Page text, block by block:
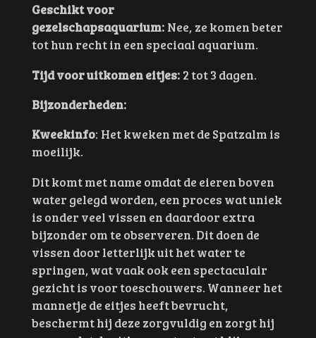
Geschikt voor
gezelschapsaquarium:Nee, ze komen beter
tot hun recht in een speciaal aquarium.
Tijd voor uitkomen eitjes: 2 tot 3 dagen.
Bijzonderheden:
Kweekinfo: Het kweken met de Spatzalm is
moeilijk.
Dit komt met name omdat de eieren boven
water gelegd worden, een proces wat uniek
is onder veel vissen en daardoor extra
bijzonder om te observeren. Dit doen de
vissen door letterlijk uit het water te
springen, wat vaak ook een spectaculair
gezicht is voor toeschouwers. Wanneer het
mannetje de eitjes heeft bevrucht,
beschermt hij deze zorgvuldig en zorgt hij